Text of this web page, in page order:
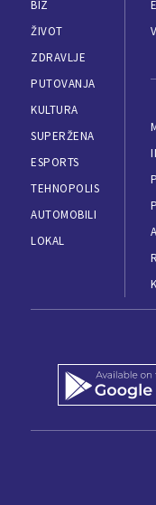
BIZ
ŽIVOT
ZDRAVLJE
PUTOVANJA
KULTURA
SUPERŽENA
ESPORTS
TEHNOPOLIS
AUTOMOBILI
LOKAL